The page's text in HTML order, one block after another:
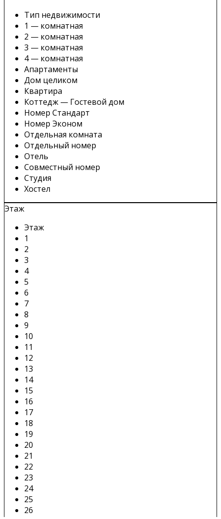
Тип недвижимости
1 — комнатная
2 — комнатная
3 — комнатная
4 — комнатная
Апартаменты
Дом целиком
Квартира
Коттедж — Гостевой дом
Номер Стандарт
Номер Эконом
Отдельная комната
Отдельный номер
Отель
Совместный номер
Студия
Хостел
Этаж
Этаж
1
2
3
4
5
6
7
8
9
10
11
12
13
14
15
16
17
18
19
20
21
22
23
24
25
26